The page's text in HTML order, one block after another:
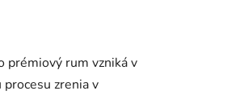
prémiový rum vzniká v
zrenia v